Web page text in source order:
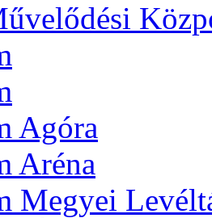
Agóra
Aréna
Megyei